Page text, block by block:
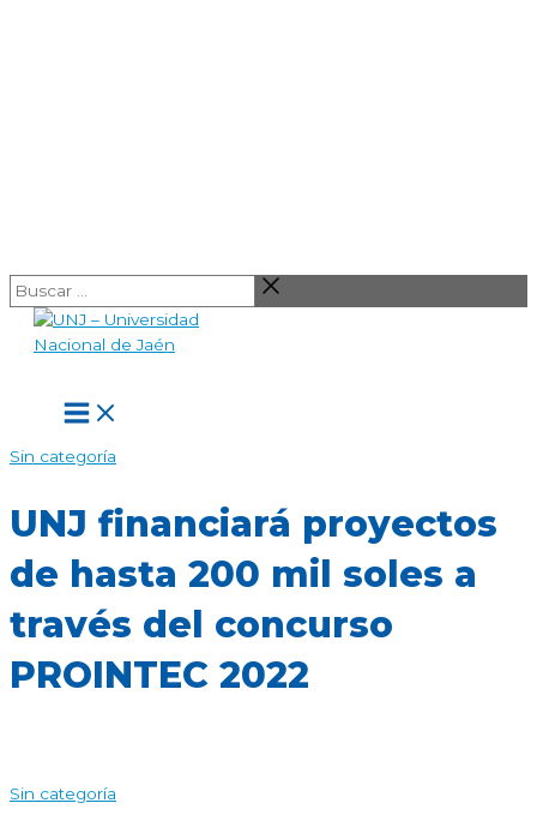
Ir
al
contenido
Buscar
…
Main
Menu
Sin categoría
UNJ financiará proyectos
de hasta 200 mil soles a
través del concurso
PROINTEC 2022
Sin categoría